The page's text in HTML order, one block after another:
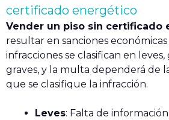
certificado energético
Vender un piso sin certificado
resultar en sanciones económicas
infracciones se clasifican en
graves, y la multa dependerá de
que se clasifique la infracción.
Leves: Falta de